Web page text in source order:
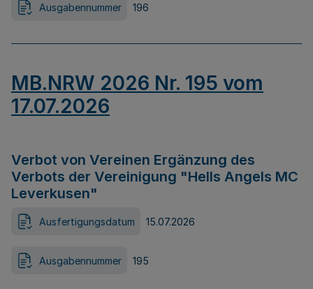
Ausgabennummer 196
MB.NRW 2026 Nr. 195 vom
17.07.2026
Verbot von Vereinen Ergänzung des
Verbots der Vereinigung "Hells Angels MC
Leverkusen"
Ausfertigungsdatum 15.07.2026
Ausgabennummer 195